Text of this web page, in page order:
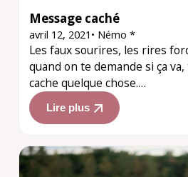
Message caché
avril 12, 2021 • Némo *
Les faux sourires, les rires
quand on te demande si ça
cache quelque chose.…
Lire plus